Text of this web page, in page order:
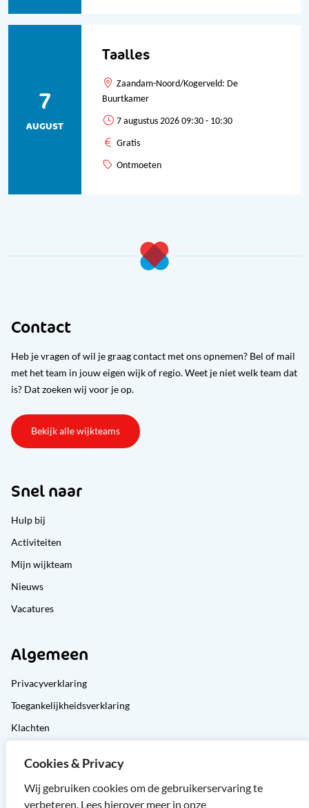
Cookies & Privacy
Wij gebruiken cookies om de gebruikerservaring te
verbeteren. Lees hierover meer in onze
Taalles
7
AUGUST
Zaandam-Noord/Kogerveld: De
Buurtkamer
7 augustus 2026 09:30 - 10:30
Gratis
Ontmoeten
Contact
Heb je vragen of wil je graag contact met ons opnemen? Bel of mail
met het team in jouw eigen wijk of regio. Weet je niet welk team dat
is? Dat zoeken wij voor je op.
Bekijk alle wijkteams
Snel naar
Hulp bij
Activiteiten
Mijn wijkteam
Nieuws
Vacatures
Algemeen
Privacyverklaring
Toegankelijkheidsverklaring
Klachten
Sitemap